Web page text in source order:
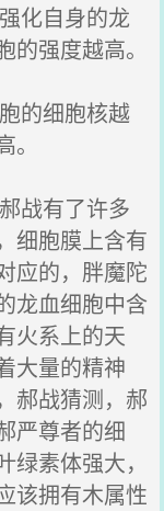
化自身的龙
强度越高。
的细胞核越
战有了许多
细胞膜上含有
应的，胖魔陀
龙血细胞中含
火系上的天
大量的精神
郝战猜测，郝
严尊者的细
素体强大，
该拥有木属性